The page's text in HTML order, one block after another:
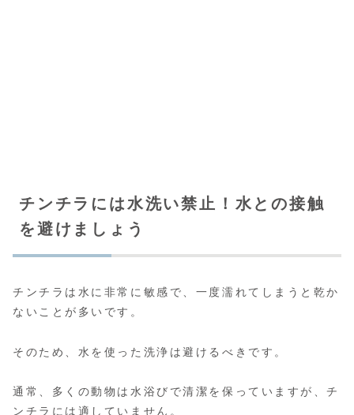
チンチラには水洗い禁止！水との接触
を避けましょう
チンチラは水に非常に敏感で、一度濡れてしまうと乾か
ないことが多いです。
そのため、水を使った洗浄は避けるべきです。
通常、多くの動物は水浴びで清潔を保っていますが、チ
ンチラには適していません。